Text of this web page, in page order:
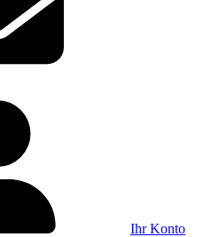
Ihr Konto